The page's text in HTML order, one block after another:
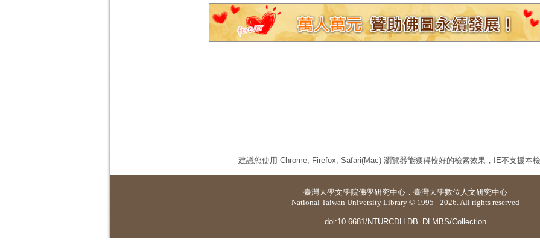
建議您使用 Chrome, Firefox, Safari(Mac) 瀏覽器能獲得較好的檢索效果，IE不支援本檢
臺灣大學文學院佛學研究中心 ． 臺灣大學數位人文研究中心
National Taiwan University Library © 1995 - 2026. All rights reserved
doi:10.6681/NTURCDH.DB_DLMBS/Collection